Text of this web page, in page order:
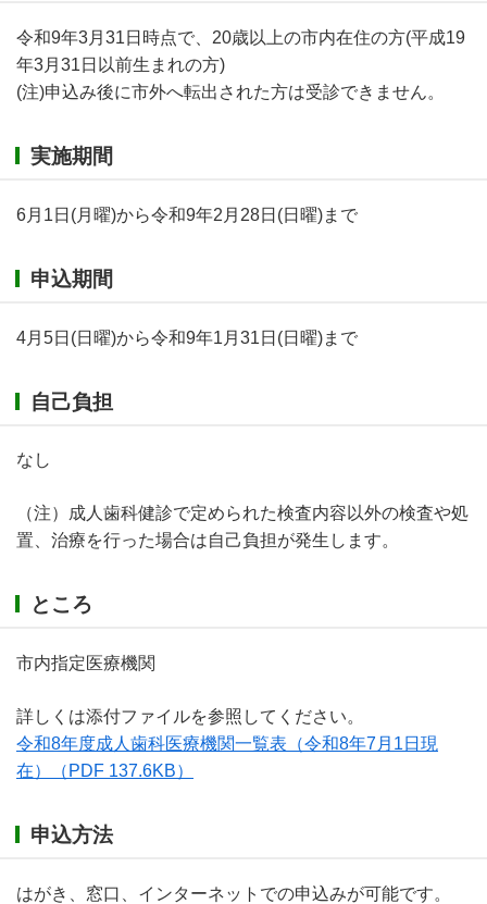
令和9年3月31日時点で、20歳以上の市内在住の方(平成19
年3月31日以前生まれの方)
(注)申込み後に市外へ転出された方は受診できません。
実施期間
6月1日(月曜)から令和9年2月28日(日曜)まで
申込期間
4月5日(日曜)から令和9年1月31日(日曜)まで
自己負担
なし
（注）成人歯科健診で定められた検査内容以外の検査や処
置、治療を行った場合は自己負担が発生します。
ところ
市内指定医療機関
詳しくは添付ファイルを参照してください。
令和8年度成人歯科医療機関一覧表（令和8年7月1日現
在）
（PDF 137.6KB）
申込方法
はがき、窓口、インターネットでの申込みが可能です。